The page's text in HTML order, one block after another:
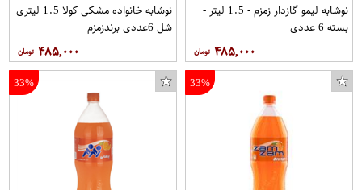
نوشابه لیمو گازدار زمزم - 1.5 لیتر -
بسته 6 عددی
۴۸۵,۰۰۰
نوشابه خانواده مشکی کولا 1.5 لیتری
شل 6عددی برندزمزم
۴۸۵,۰۰۰
33%
33%